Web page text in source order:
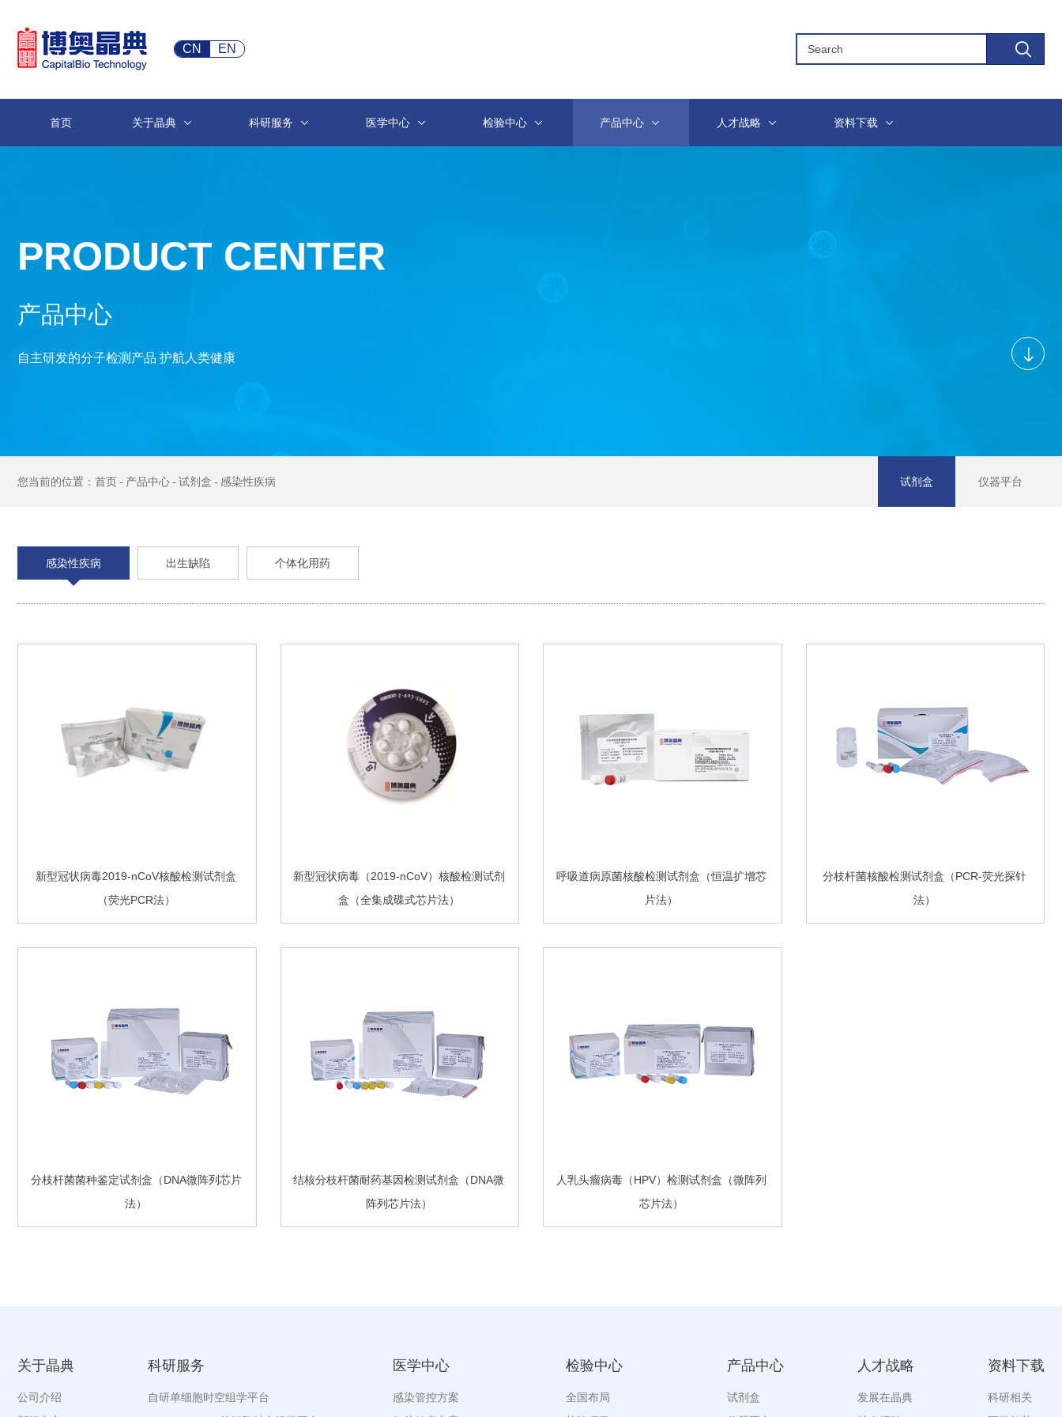
CN EN
首页 关于晶典 科研服务 医学中心 检验中心 产品中心 人才战略 资料下载
PRODUCT CENTER
产品中心
自主研发的分子检测产品 护航人类健康
首页 产品中心 试剂盒 感染性疾病 试剂盒 仪器平台
感染性疾病 出生缺陷 个体化用药
新型冠状病毒2019-nCoV核酸检测试剂盒
（荧光PCR法）
新型冠状病毒（2019-nCoV）核酸检测试剂
盒（全集成碟式芯片法）
呼吸道病原菌核酸检测试剂盒（恒温扩增芯
片法）
分枝杆菌核酸检测试剂盒（PCR-荧光探针
法）
分枝杆菌菌种鉴定试剂盒（DNA微阵列芯片
法）
结核分枝杆菌耐药基因检测试剂盒（DNA微
阵列芯片法）
人乳头瘤病毒（HPV）检测试剂盒（微阵列
芯片法）
关于晶典
公司介绍
科研服务
自研单细胞时空组学平台
医学中心
感染管控方案
检验中心
全国布局
产品中心
试剂盒
人才战略
发展在晶典
资料下载
科研相关